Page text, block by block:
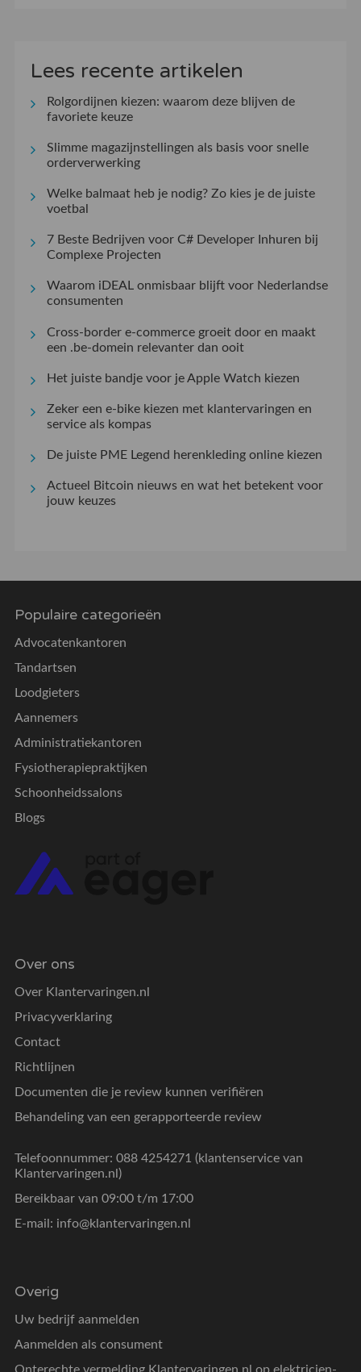
Lees recente artikelen
Rolgordijnen kiezen: waarom deze blijven de
favoriete keuze
Slimme magazijnstellingen als basis voor snelle
orderverwerking
Welke balmaat heb je nodig? Zo kies je de juiste
voetbal
7 Beste Bedrijven voor C# Developer Inhuren bij
Complexe Projecten
Waarom iDEAL onmisbaar blijft voor Nederlandse
consumenten
Cross-border e-commerce groeit door en maakt
een .be-domein relevanter dan ooit
Het juiste bandje voor je Apple Watch kiezen
Zeker een e-bike kiezen met klantervaringen en
service als kompas
De juiste PME Legend herenkleding online kiezen
Actueel Bitcoin nieuws en wat het betekent voor
jouw keuzes
Populaire categorieën
Advocatenkantoren
Tandartsen
Loodgieters
Aannemers
Administratiekantoren
Fysiotherapiepraktijken
Schoonheidssalons
Blogs
Over ons
Over Klantervaringen.nl
Privacyverklaring
Contact
Richtlijnen
Documenten die je review kunnen verifiëren
Behandeling van een gerapporteerde review
Telefoonnummer: 088 4254271 (klantenservice van
Klantervaringen.nl)
Bereikbaar van 09:00 t/m 17:00
E-mail: info@klantervaringen.nl
Overig
Uw bedrijf aanmelden
Aanmelden als consument